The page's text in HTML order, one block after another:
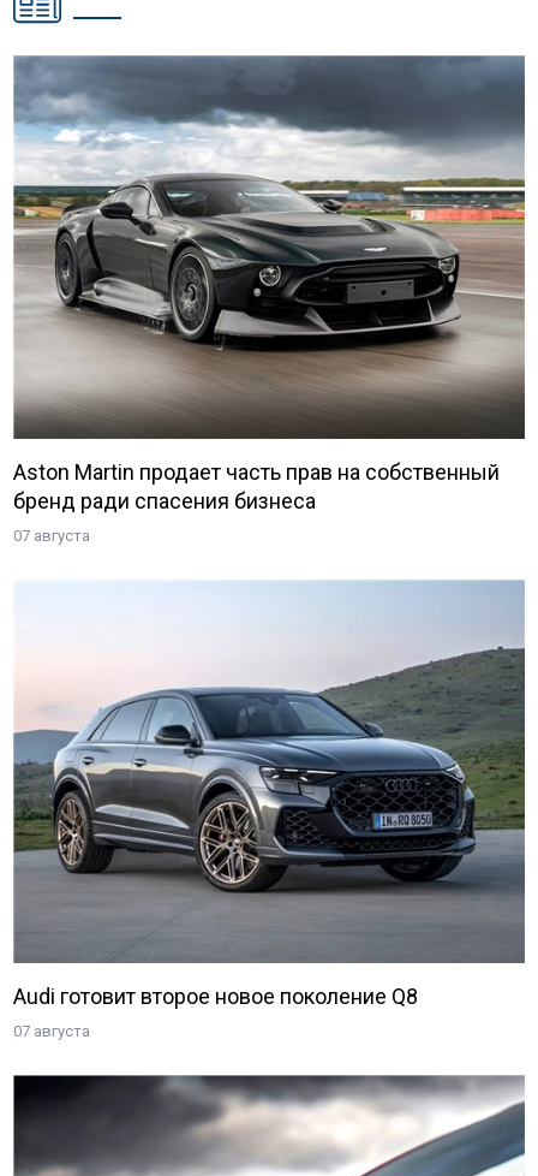
Aston Martin продает часть прав на собственный
бренд ради спасения бизнеса
07 августа
Audi готовит второе новое поколение Q8
07 августа